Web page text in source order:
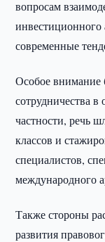
вопросам
инвестиционного
современные
Особое
сотрудничества
частности, речь
классов и
специалистов,
международного
Также стороны
развития